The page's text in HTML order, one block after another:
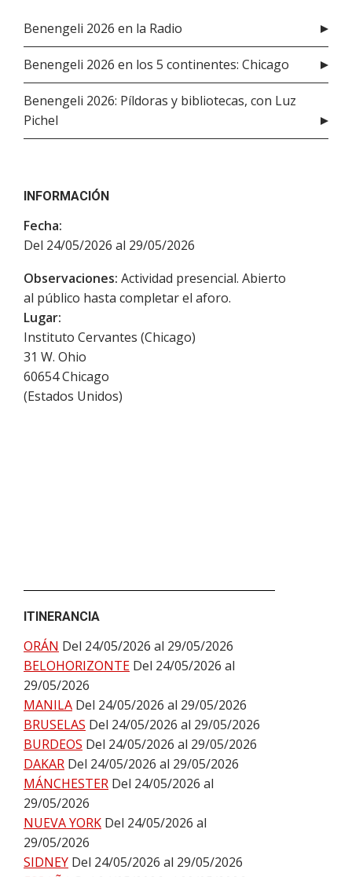
Benengeli 2026 en la Radio
Benengeli 2026 en los 5 continentes: Chicago
Benengeli 2026: Píldoras y bibliotecas, con Luz
Pichel
INFORMACIÓN
Fecha:
Del 24/05/2026 al 29/05/2026
Observaciones: Actividad presencial. Abierto
al público hasta completar el aforo.
Lugar:
Instituto Cervantes (Chicago)
31 W. Ohio
60654Chicago
(Estados Unidos)
ITINERANCIA
ORÁN Del 24/05/2026 al 29/05/2026
BELOHORIZONTE Del 24/05/2026 al
29/05/2026
MANILA Del 24/05/2026 al 29/05/2026
BRUSELAS Del 24/05/2026 al 29/05/2026
BURDEOS Del 24/05/2026 al 29/05/2026
DAKAR Del 24/05/2026 al 29/05/2026
MÁNCHESTER Del 24/05/2026 al
29/05/2026
NUEVA YORK Del 24/05/2026 al
29/05/2026
SIDNEY Del 24/05/2026 al 29/05/2026